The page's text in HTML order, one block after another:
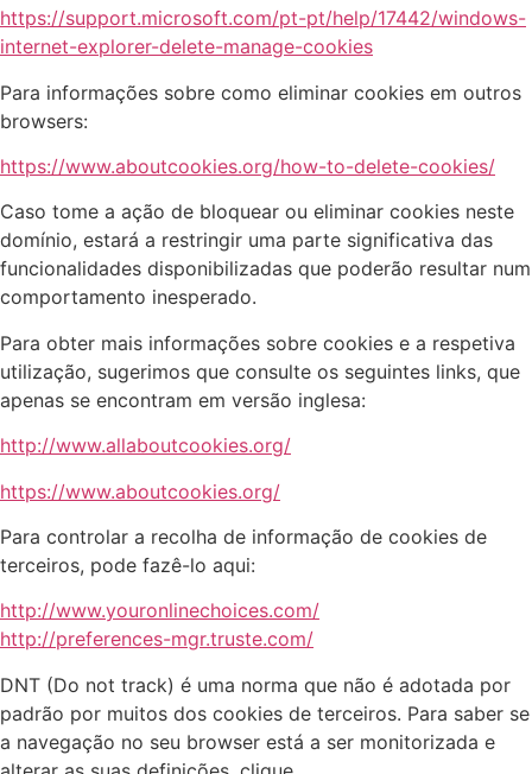
https://support.microsoft.com/pt-pt/help/17442/windows-
internet-explorer-delete-manage-cookies
Para informações sobre como eliminar cookies em outros
browsers:
https://www.aboutcookies.org/how-to-delete-cookies/
Caso tome a ação de bloquear ou eliminar cookies neste
domínio, estará a restringir uma parte significativa das
funcionalidades disponibilizadas que poderão resultar num
comportamento inesperado.
Para obter mais informações sobre cookies e a respetiva
utilização, sugerimos que consulte os seguintes links, que
apenas se encontram em versão inglesa:
http://www.allaboutcookies.org/
https://www.aboutcookies.org/
Para controlar a recolha de informação de cookies de
terceiros, pode fazê-lo aqui:
http://www.youronlinechoices.com/
http://preferences-mgr.truste.com/
DNT (Do not track) é uma norma que não é adotada por
padrão por muitos dos cookies de terceiros. Para saber se
a navegação no seu browser está a ser monitorizada e